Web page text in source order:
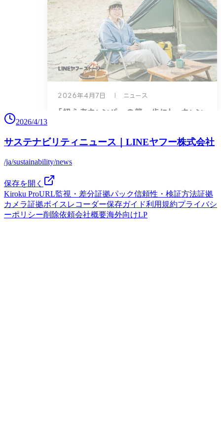
2026/4/13
サステナビリティニュース｜LINEヤフー株式会社
/ja/sustainability/news
保存を開く
Kiroku ProURL監視・差分証拠パック信頼性・検証方法証拠
カメラ証拠ボイスレコーダー保存ガイド利用規約プライバシ
ーポリシー削除依頼会社概要海外向けLP